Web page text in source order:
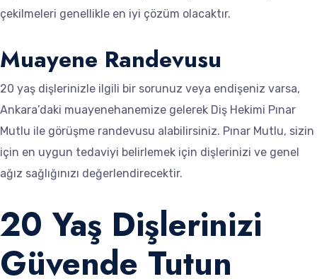
çekilmeleri genellikle en iyi çözüm olacaktır.
Muayene Randevusu
20 yaş dişlerinizle ilgili bir sorunuz veya endişeniz varsa,
Ankara’daki muayenehanemize gelerek Diş Hekimi Pınar
Mutlu ile görüşme randevusu alabilirsiniz. Pınar Mutlu, sizin
için en uygun tedaviyi belirlemek için dişlerinizi ve genel
ağız sağlığınızı değerlendirecektir.
20 Yaş Dişlerinizi
Güvende Tutun